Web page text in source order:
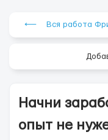
⟵ Вся работа
Начни
опыт не